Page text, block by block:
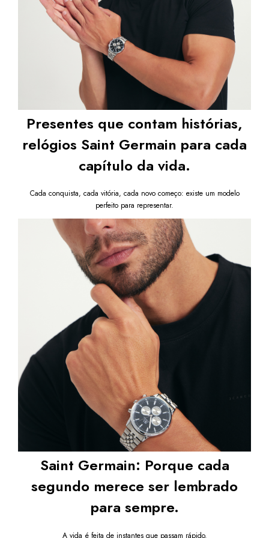
pulso masculino moderno e sofisticado.
Após a confirmação de compra, a nota fiscal será
enviada em até um dia útil em seu e-mail.
Presentes que contam histórias,
relógios Saint Germain para cada
capítulo da vida.
Cada conquista, cada vitória, cada novo começo: existe um modelo
perfeito para representar.
Saint Germain: Porque cada
segundo merece ser lembrado
para sempre.
A vida é feita de instantes que passam rápido.